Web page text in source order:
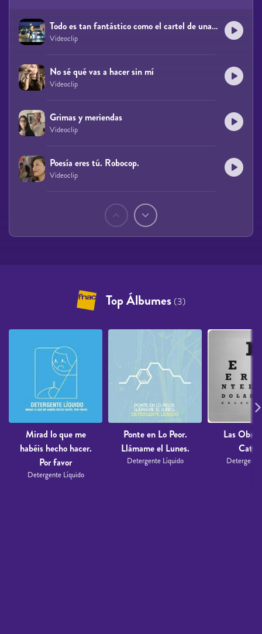
Todo es tan fantástico como el cartel de una farmacia
Videoclip
No sé qué vas a hacer sin mí
Videoclip
Grimas y meriendas
Videoclip
Poesía eres tú. Robocop.
Videoclip
Top Álbumes (3)
Mirad lo que me
habéis hecho hacer.
Por favor
Detergente Líquido
Ponte en Lo Peor.
Llámame el Lunes.
Detergente Líquido
Las
Detergente